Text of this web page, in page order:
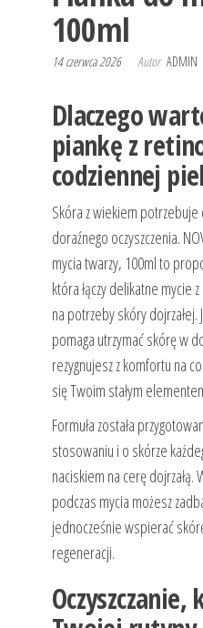
100ml
14 czerwca 2026 Autor ADMIN
Dlaczego
piankę z
codziennej
Skóra z wiekiem potrzebuje
doraźnego oczyszczenia.
mycia twarzy, 100ml to
która łączy delikatne mycie
na potrzeby skóry
pomaga utrzymać skórę w
rezygnujesz z komfortu na
się Twoim stałym
Formuła została
stosowaniu i o skórze
naciskiem na cerę dojrzałą.
podczas mycia możesz
jednocześnie wspierać
regeneracji.